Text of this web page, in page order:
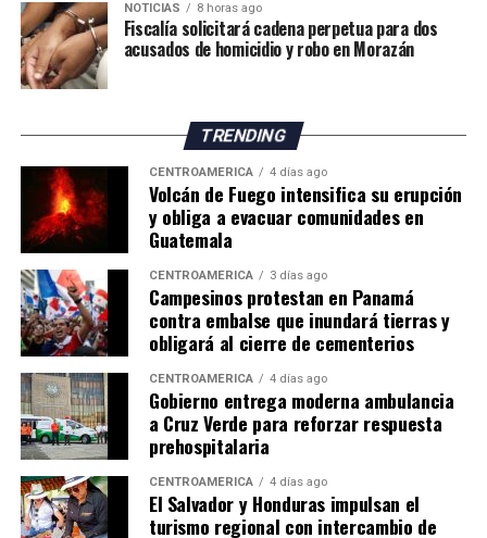
NOTICIAS 8 horas ago
Fiscalía solicitará cadena perpetua para dos
acusados de homicidio y robo en Morazán
TRENDING
CENTROAMÉRICA 4 días ago
Volcán de Fuego intensifica su erupción
y obliga a evacuar comunidades en
Guatemala
CENTROAMÉRICA 3 días ago
Campesinos protestan en Panamá
contra embalse que inundará tierras y
obligará al cierre de cementerios
CENTROAMÉRICA 4 días ago
Gobierno entrega moderna ambulancia
a Cruz Verde para reforzar respuesta
prehospitalaria
CENTROAMÉRICA 4 días ago
El Salvador y Honduras impulsan el
turismo regional con intercambio de